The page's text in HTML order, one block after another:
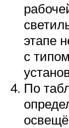
этапе
с
По